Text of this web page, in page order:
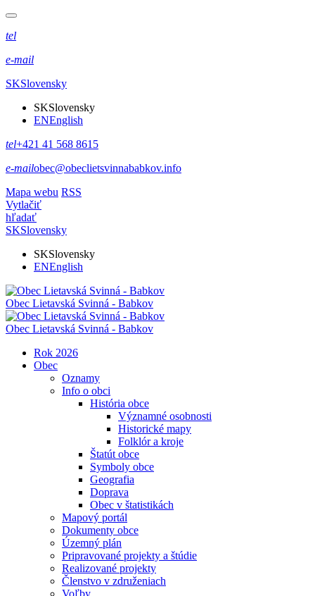
tel
e-mail
SKSlovensky
SKSlovensky
ENEnglish
tel+421 41 568 8615
e-mailobec@obeclietsvinnababkov.info
Mapa webu RSS
Vytlačiť
hľadať
SKSlovensky
SKSlovensky
ENEnglish
Obec Lietavská Svinná - Babkov
Obec Lietavská Svinná - Babkov
Rok 2026
Obec
Oznamy
Info o obci
História obce
Významné osobnosti
Historické mapy
Folklór a kroje
Štatút obce
Symboly obce
Geografia
Doprava
Obec v štatistikách
Mapový portál
Dokumenty obce
Územný plán
Pripravované projekty a štúdie
Realizované projekty
Členstvo v združeniach
Voľby